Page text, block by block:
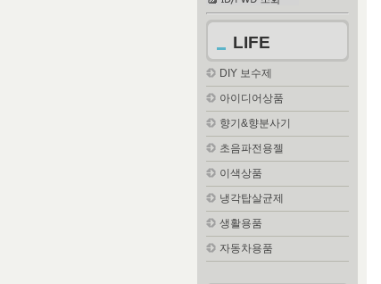
LIFE
DIY 보수제
아이디어상품
향기&향분사기
초음파전용젤
이색상품
냉각탑살균제
생활용품
자동차용품